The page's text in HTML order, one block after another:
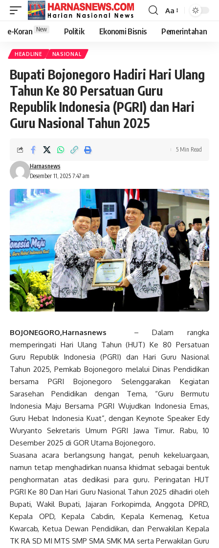
Aa
e-Koran New Politik Ekonomi Bisnis Pemerintahan
HEADLINE NASIONAL
Bupati Bojonegoro Hadiri Hari Ulang
Tahun Ke 80 Persatuan Guru
Republik Indonesia (PGRI) dan Hari
Guru Nasional Tahun 2025
Desember 11, 2025 7:47 am
Harnasnews
5 Min Read
BOJONEGORO,Harnasnews – Dalam rangka
memperingati Hari Ulang Tahun (HUT) Ke 80 Persatuan
Guru Republik Indonesia (PGRI) dan Hari Guru Nasional
Tahun 2025, Pemkab Bojonegoro melalui Dinas Pendidikan
bersama PGRI Bojonegoro Selenggarakan Kegiatan
Sarasehan Pendidikan dengan Tema, “Guru Bermutu
Indonesia Maju Bersama PGRI Wujudkan Indonesia Emas,
Guru Hebat Indonesia Kuat”, dengan Keynote Speaker Edy
Wuryanto Sekretaris Umum PGRI Jawa Timur. Rabu, 10
Desember 2025 di GOR Utama Bojonegoro.
Suasana acara berlangsung hangat, penuh kekeluargaan,
namun tetap menghadirkan nuansa khidmat sebagai bentuk
penghormatan atas dedikasi para guru. Peringatan HUT
PGRI Ke 80 Dan Hari Guru Nasional Tahun 2025 dihadiri oleh
Bupati, Wakil Bupati, Jajaran Forkopimda, Anggota DPRD,
Kepala OPD, Kepala Cabdin, Kepala Kemenag, Ketua
Kwarcab, Ketua Dewan Pendidikan, dan Perwakilan Kepala
TK RA SD MI MTS SMP SMA SMK MA serta Perwakilan Guru